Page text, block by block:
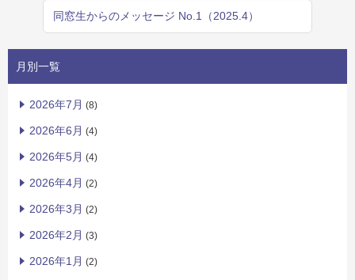
同窓生からのメッセージ No.1（2025.4）
月別一覧
2026年7月 (8)
2026年6月 (4)
2026年5月 (4)
2026年4月 (2)
2026年3月 (2)
2026年2月 (3)
2026年1月 (2)